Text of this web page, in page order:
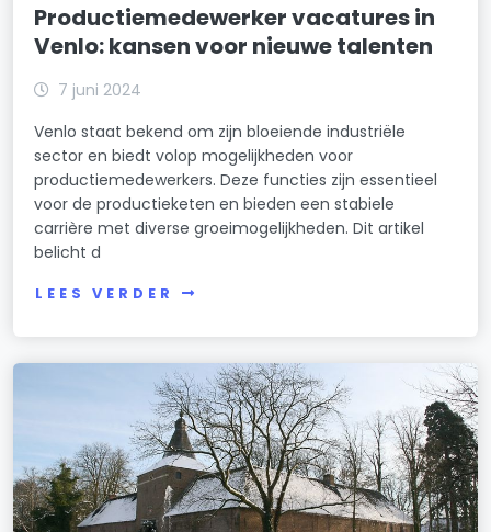
Productiemedewerker vacatures in
Venlo: kansen voor nieuwe talenten
7 juni 2024
Venlo staat bekend om zijn bloeiende industriële
sector en biedt volop mogelijkheden voor
productiemedewerkers. Deze functies zijn essentieel
voor de productieketen en bieden een stabiele
carrière met diverse groeimogelijkheden. Dit artikel
belicht d
LEES VERDER